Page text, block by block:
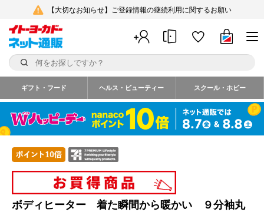
【大切なお知らせ】ご登録情報の継続利用に関するお願い
ギフト・フード ヘルス・ビューティー スクール・ホビー
ボディヒーター 着た瞬間から暖かい ９分袖丸